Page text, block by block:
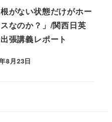
根がない状態だけがホー
なのか？」/関西日英
張講義レポート
8月23日